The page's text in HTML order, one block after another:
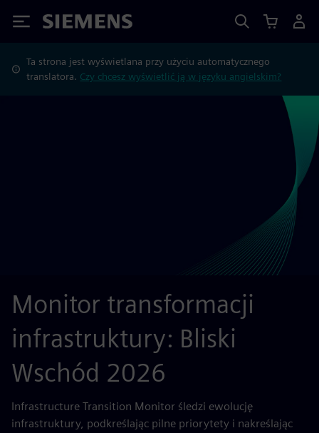
Siemens
Ta strona jest wyświetlana przy użyciu automatycznego
translatora. Czy chcesz wyświetlić ją w języku angielskim?
Monitor transformacji
infrastruktury: Bliski
Wschód 2026
Infrastructure Transition Monitor śledzi ewolucję
infrastruktury, podkreślając pilne priorytety i nakreślając